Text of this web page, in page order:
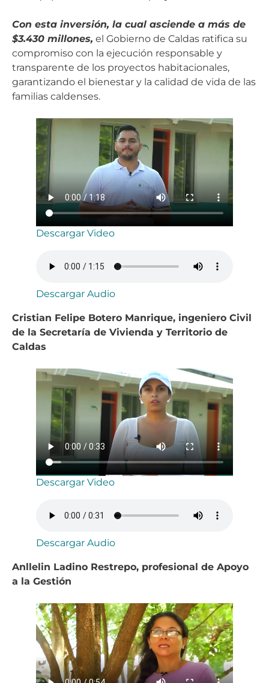
Con esta inversión, la cual asciende a más de
$3.430 millones, el Gobierno de Caldas ratifica su
compromiso con la ejecución responsable y
transparente de los proyectos habitacionales,
garantizando el bienestar y la calidad de vida de las
familias caldenses.
Descargar Video
Descargar Audio
Cristian Felipe Botero Manrique, ingeniero Civil
de la Secretaría de Vivienda y Territorio de
Caldas
Descargar Video
Descargar Audio
Anllelin Ladino Restrepo, profesional de Apoyo
a la Gestión